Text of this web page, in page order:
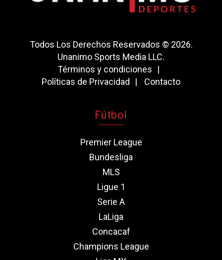
Todos Los Derechos Reservados © 2026.
Unanimo Sports Media LLC.
Términos y condiciones
Políticas de Privacidad
Contacto
Fútbol
Premier League
Bundesliga
MLS
Ligue 1
Serie A
LaLiga
Concacaf
Champions League